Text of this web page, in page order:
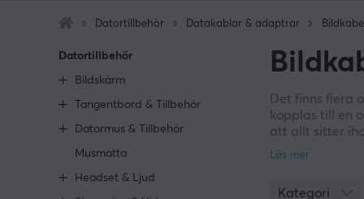
Datortillbehör Datakablar & adaptrar Bildkabel
Datortillbehör
Bildskärm
Tangentbord & Tillbehör
Datormus & Tillbehör
Musmatta
Headset & Ljud
Det finns flera
kopplas till en
att allt sitter
koppla ihop
Kategori